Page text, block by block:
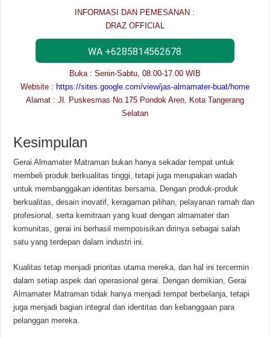
INFORMASI DAN PEMESANAN :
DRAZ OFFICIAL
WA +6285814562678
Buka : Senin-Sabtu, 08.00-17.00 WIB
Website : https://sites.google.com/view/jas-almamater-buat/home
Alamat : Jl. Puskesmas No.175 Pondok Aren, Kota Tangerang
Selatan
Kesimpulan
Gerai Almamater Matraman bukan hanya sekadar tempat untuk
membeli produk berkualitas tinggi, tetapi juga merupakan wadah
untuk membanggakan identitas bersama. Dengan produk-produk
berkualitas, desain inovatif, keragaman pilihan, pelayanan ramah dan
profesional, serta kemitraan yang kuat dengan almamater dan
komunitas, gerai ini berhasil memposisikan dirinya sebagai salah
satu yang terdepan dalam industri ini.
Kualitas tetap menjadi prioritas utama mereka, dan hal ini tercermin
dalam setiap aspek dari operasional gerai. Dengan demikian, Gerai
Almamater Matraman tidak hanya menjadi tempat berbelanja, tetapi
juga menjadi bagian integral dari identitas dan kebanggaan para
pelanggan mereka.